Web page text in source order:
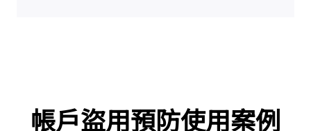
帳戶盜用預防使用案例